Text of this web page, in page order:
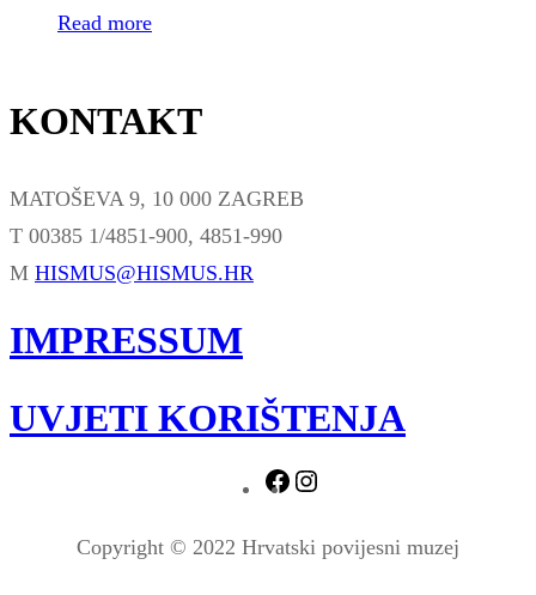
Read more
KONTAKT
MATOŠEVA 9, 10 000 ZAGREB
T 00385 1/4851-900, 4851-990
M HISMUS@HISMUS.HR
IMPRESSUM
UVJETI KORIŠTENJA
Facebook
Copyright © 2022 Hrvatski povijesni muzej